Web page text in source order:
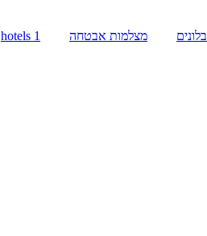
בלונים מצלמות אבטחה hotels 1